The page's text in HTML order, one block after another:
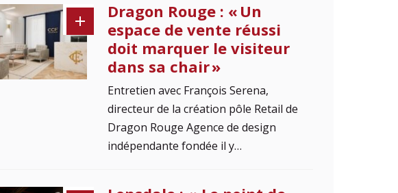
Dragon Rouge : « Un
espace de vente réussi
doit marquer le visiteur
dans sa chair »
Entretien avec François Serena,
directeur de la création pôle Retail de
Dragon Rouge Agence de design
indépendante fondée il y…